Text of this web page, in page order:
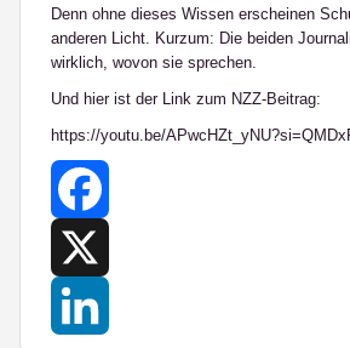
Denn ohne dieses Wissen erscheinen
anderen Licht. Kurzum: Die beiden
wirklich, wovon sie sprechen.
Und hier ist der Link zum NZZ-Beitrag:
https://youtu.be/
Facebook